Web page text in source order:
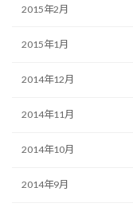
2015年2月
2015年1月
2014年12月
2014年11月
2014年10月
2014年9月